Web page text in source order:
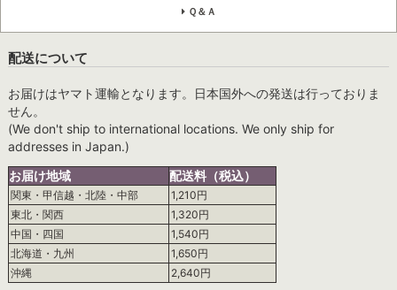
Ｑ＆Ａ
配送について
お届けはヤマト運輸となります。日本国外への発送は行っておりま
せん。
(We don't ship to international locations. We only ship for
addresses in Japan.)
お届け地域
配送料（税込）
関東・甲信越・北陸・中部
1,210円
東北・関西
1,320円
中国・四国
1,540円
北海道・九州
1,650円
沖縄
2,640円